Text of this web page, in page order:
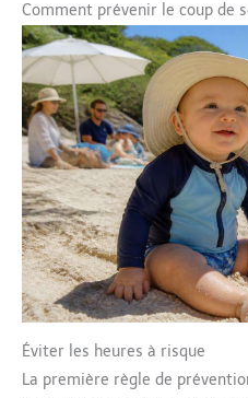
Comment prévenir le coup de
Éviter les heures à risque
La première règle de